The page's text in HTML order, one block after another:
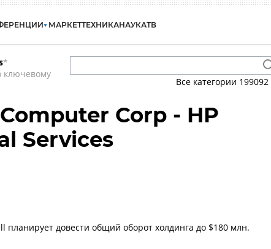
МАРКЕТТЕХНИКАНАУКАТВ
*
ключевому
Все категории 199092
Corp - HP
Services
планирует довести общий оборот холдинга до $180 млн.